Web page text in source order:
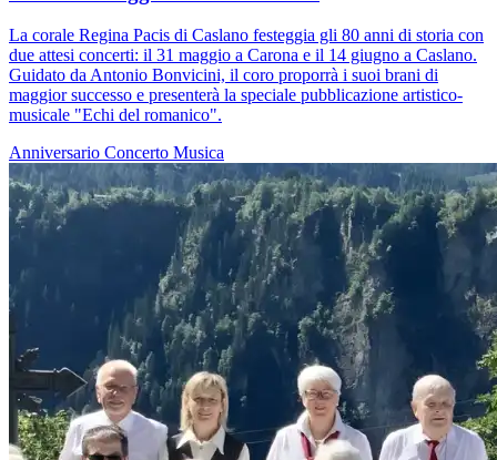
La corale Regina Pacis di Caslano festeggia gli 80 anni di storia con
due attesi concerti: il 31 maggio a Carona e il 14 giugno a Caslano.
Guidato da Antonio Bonvicini, il coro proporrà i suoi brani di
maggior successo e presenterà la speciale pubblicazione artistico-
musicale "Echi del romanico".
Anniversario Concerto Musica